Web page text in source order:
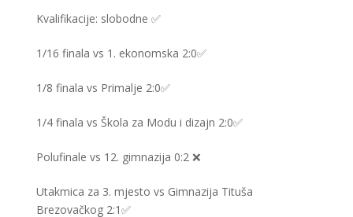
Kvalifikacije: slobodne ✅
1/16 finala vs 1. ekonomska 2:0✅️
1/8 finala vs Primalje 2:0✅
1/4 finala vs Škola za Modu i dizajn 2:0✅
Polufinale vs 12. gimnazija 0:2 ❌️
Utakmica za 3. mjesto vs Gimnazija Tituša
Brezovačkog 2:1✅